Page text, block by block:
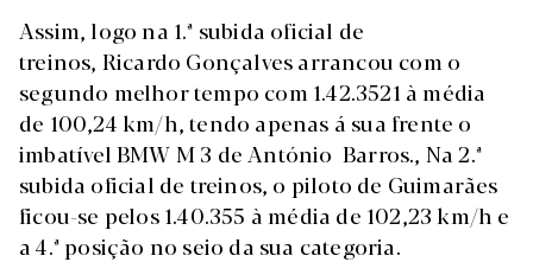
Assim, logo na 1.ª subida oficial de
treinos, Ricardo Gonçalves arrancou com o
segundo melhor tempo com 1.42.3521 à média
de 100,24 km/h, tendo apenas á sua frente o
imbatível BMW M 3 de António Barros., Na 2.ª
subida oficial de treinos, o piloto de Guimarães
ficou-se pelos 1.40.355 à média de 102,23 km/h e
a 4.ª posição no seio da sua categoria.